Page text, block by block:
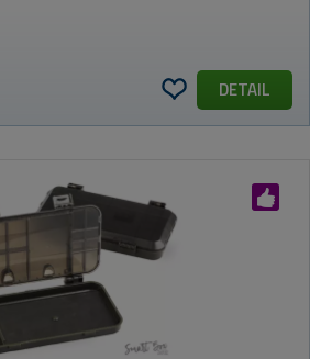
DETAIL